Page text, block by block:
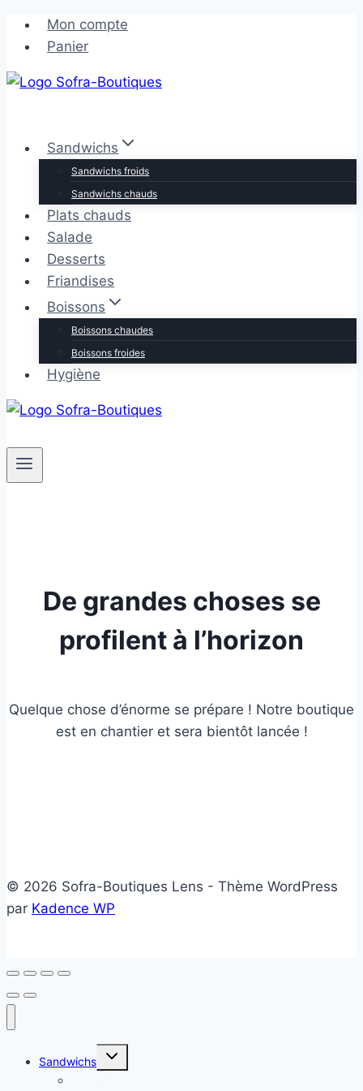
Aller
contenu
Aller
contenu
Mon compte
Panier
Sandwichs
Sandwichs froids
Sandwichs chauds
Plats chauds
Salade
Desserts
Friandises
Boissons
Boissons chaudes
Boissons froides
Hygiène
De grandes choses se
profilent à l’horizon
Quelque chose d’énorme se prépare ! Notre boutique
est en chantier et sera bientôt lancée !
© 2026 Sofra-Boutiques Lens - Thème WordPress
par Kadence WP
Sandwichs
Ouvrir/fermer